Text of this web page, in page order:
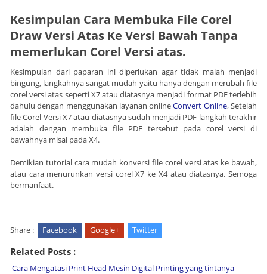
Kesimpulan Cara Membuka File Corel
Draw Versi Atas Ke Versi Bawah Tanpa
memerlukan Corel Versi atas.
Kesimpulan dari paparan ini diperlukan agar tidak malah menjadi
bingung, langkahnya sangat mudah yaitu hanya dengan merubah file
corel versi atas seperti X7 atau diatasnya menjadi format PDF terlebih
dahulu dengan menggunakan layanan onlineConvert Online, Setelah
file Corel Versi X7 atau diatasnya sudah menjadi PDF langkah terakhir
adalah dengan membuka file PDF tersebut pada corel versi di
bawahnya misal pada X4.
Demikian tutorial cara mudah konversi file corel versi atas ke bawah,
atau cara menurunkan versi corel X7 ke X4 atau diatasnya. Semoga
bermanfaat.
Share : Facebook Google+ Twitter
Related Posts :
Cara Mengatasi Print Head Mesin Digital Printing yang tintanya